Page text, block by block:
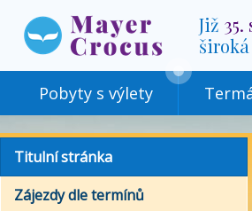
Již 35.
Pobyty s výlety
Titulní stránka
Zájezdy dle termínů